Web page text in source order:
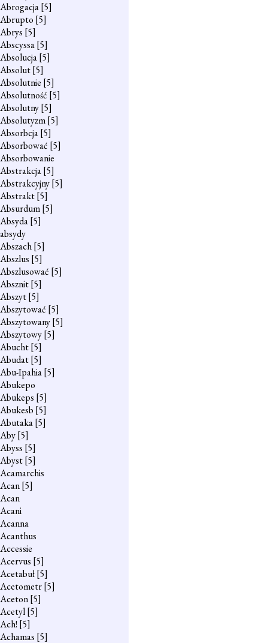
Abrogacja[5]
Abrupto [5]
Abrys [5]
Abscyssa[5]
Absolucja[5]
Absolut[5]
Absolutnie [5]
Absolutność [5]
Absolutny[5]
Absolutyzm[5]
Absorbcja[5]
Absorbować [5]
Absorbowanie
Abstrakcja[5]
Abstrakcyjny[5]
Abstrakt[5]
Absurdum[5]
Absyda[5]
absydy
Abszach[5]
Abszlus [5]
Abszlusować [5]
Absznit[5]
Abszyt[5]
Abszytować [5]
Abszytowany[5]
Abszytowy[5]
Abucht[5]
Abudat[5]
Abu-Ipahia[5]
Abukepo
Abukeps [5]
Abukesb [5]
Abutaka[5]
Aby[5]
Abyss [5]
Abyst[5]
Acamarchis
Acan[5]
Acan
Acani
Acanna
Acanthus
Accessie
Acervus [5]
Acetabuł[5]
Acetometr[5]
Aceton[5]
Acetyl[5]
Ach! [5]
Achamas [5]